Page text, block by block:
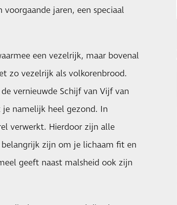
jaren, een speciaal
een vezelrijk, maar bovenal
zo vezelrijk als volkorenbrood.
vernieuwde Schijf van Vijf van
namelijk heel gezond. In
verwerkt. Hierdoor zijn alle
zijn om je lichaam fit en
geeft naast malsheid ook zijn